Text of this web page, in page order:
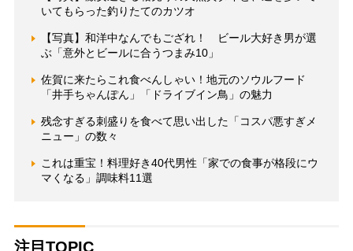
いてもらった釣りたてのカツオ
【写真】和洋中なんでもござれ！ ビール大好き男が選
ぶ「意外とビールに合うつまみ10」
佐賀に来たらこれ食べんしゃい！地元のソウルフード
「井手ちゃんぽん」「ドライブイン鳥」の魅力
残念すぎる刺盛りを食べて思い出した「コスパ悪すぎメ
ニュー」の数々
これは重宝！料理好き40代男性「家での食事が格段にウ
マくなる」調味料11選
注目TOPIC